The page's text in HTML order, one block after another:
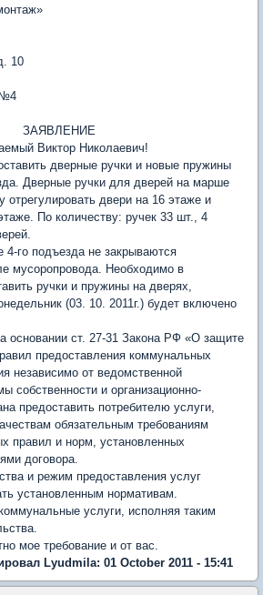
10
№4
ЗАЯВЛЕНИЕ
Виктор Николаевич!
дверные ручки и новые пружины
Дверные ручки для дверей на марше
отрегулировать двери на 16 этаже и
По количеству: ручек 33 шт., 4
го подъезда не закрываются
мусоропровода. Необходимо в
ручки и пружины на дверях,
(03. 10. 2011г.) будет включено
основании ст. 27-31 Закона РФ «О защите
предоставления коммунальных
независимо от ведомственной
собственности и организационно-
предоставить потребителю услуги,
обязательным требованиям
правил и норм, установленных
договора.
и режим предоставления услуг
установленным нормативам.
услуги, исполняя таким
мое требование и от вас.
Lyudmila: 01 October 2011 - 15:41